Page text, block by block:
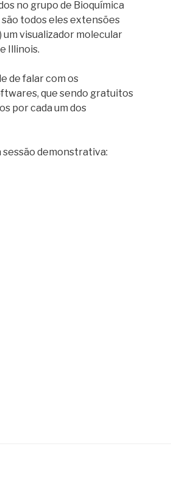
no grupo de Bioquímica
todos eles extensões
um visualizador molecular
Illinois.
de falar com os
que sendo gratuitos
por cada um dos
sessão demonstrativa: